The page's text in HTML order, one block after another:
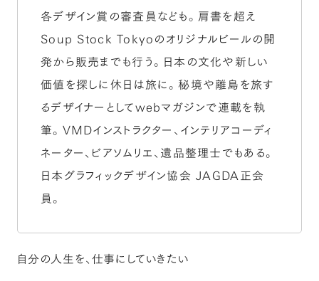
各デザイン賞の審査員なども。肩書を超え
Soup Stock Tokyoのオリジナルビールの開
発から販売までも行う。日本の文化や新しい
価値を探しに休日は旅に。秘境や離島を旅す
るデザイナーとしてwebマガジンで連載を執
筆。VMDインストラクター、インテリアコーディ
ネーター、ビアソムリエ、遺品整理士でもある。
日本グラフィックデザイン協会 JAGDA正会
員。
自分の人生を、仕事にしていきたい